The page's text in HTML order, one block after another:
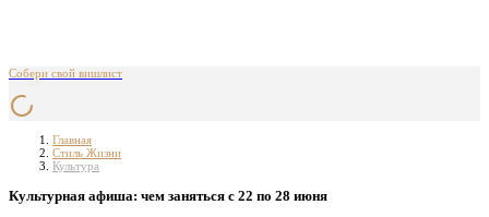
Собери свой вишлист
Главная
Стиль Жизни
Культура
Культурная афиша: чем заняться с 22 по 28 июня